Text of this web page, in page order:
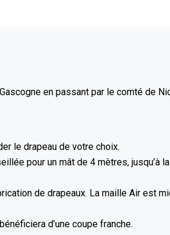
en passant par le comté de
le drapeau de votre choix.
pour un mât de 4 mètres, jusqu’à
de drapeaux. La maille Air est
d’une coupe franche.